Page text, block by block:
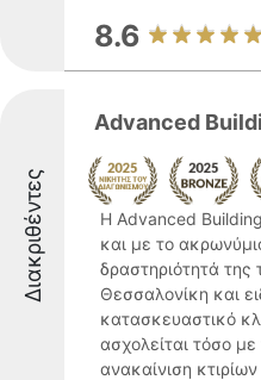
8.6
Διακριθέντες
Advanced
Η Advanced
και με το
δραστηριότητά της
Θεσσαλονίκη και
κατασκευαστικό
ασχολείται τόσο
ανακαίνιση